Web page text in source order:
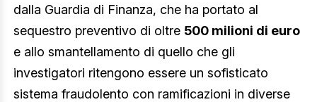
dalla Guardia di Finanza, che ha portato al
sequestro preventivo di oltre 500 milioni di euro
e allo smantellamento di quello che gli
investigatori ritengono essere un sofisticato
sistema fraudolento con ramificazioni in diverse